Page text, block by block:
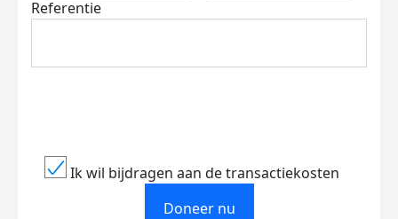
Referentie
Ik wil bijdragen aan de transactiekosten
Doneer nu